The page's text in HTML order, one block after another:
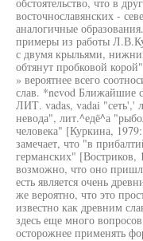
восточнославянских -
аналогичные
примеры из работы
с двумя крыльями,
обтянут пробковой
» вероятнее всего
слав. *nevod Ближайшие
ЛИТ. vadas, vadai "сеть','
невода", лит.^едё^а
человека" [Куркина,
замечает, что "в
германских" [Востриков,
возможно, что оно
есть является очень
же вероятно, что это
известно как древним
здесь еще много
осторожнее применять